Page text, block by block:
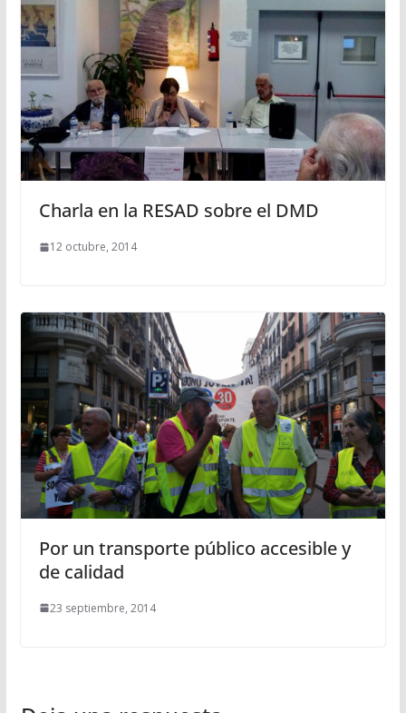
Charla en la RESAD sobre el DMD
12 octubre, 2014
Por un transporte público accesible y
de calidad
23 septiembre, 2014